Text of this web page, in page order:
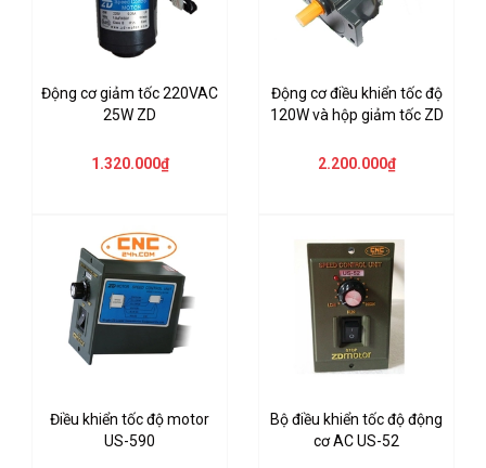
Động cơ giảm tốc 220VAC
25W ZD
1.320.000₫
Động cơ điều khiển tốc độ
120W và hộp giảm tốc ZD
2.200.000₫
Điều khiển tốc độ motor
US-590
Bộ điều khiển tốc độ động
cơ AC US-52